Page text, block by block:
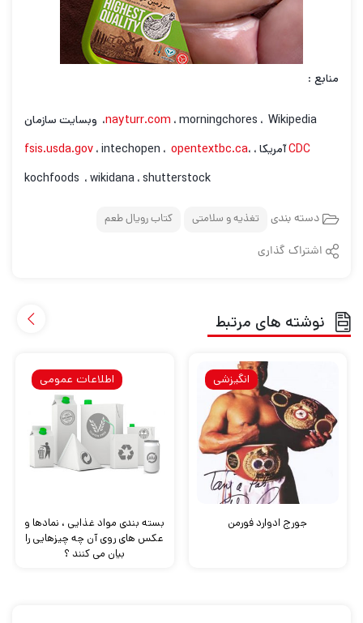
منابع :
nayturr.com ، morningchores ، Wikipedia، وبسایت سازمان
CDCآمریکا ، fsis.usda.gov ، intechopen ، opentextbc.ca،
kochfoods ، wikidana ، shutterstock
دسته بندی تغذیه و سلامتی کتاب رویال طعم
اشتراک گذاری
نوشته های مرتبط
جورج ادوارد فورمن
انگیزشی
بسته بندی مواد غذایی ، نمادها و
عکس های روی آن چه چیزهایی را
بیان می کنند ؟
اطلاعات عمومی